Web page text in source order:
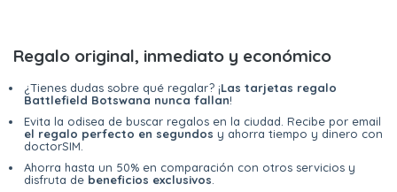
Regalo original, inmediato y económico
¿Tienes dudas sobre qué regalar? ¡Las tarjetas regalo
Battlefield Botswana nunca fallan!
Evita la odisea de buscar regalos en la ciudad. Recibe por email
el regalo perfecto en segundos y ahorra tiempo y dinero con
doctorSIM.
Ahorra hasta un 50% en comparación con otros servicios y
disfruta de beneficios exclusivos